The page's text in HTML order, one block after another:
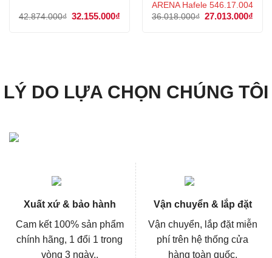
42.874.000₫ Giá
32.155.000₫
ARENA Hafele 546.17.004
36.018.000₫ Giá
27.013.000₫
LÝ DO LỰA CHỌN CHÚNG TÔI
Xuất xứ & bảo hành
Cam kết 100% sản phẩm
chính hãng, 1 đổi 1 trong
vòng 3 ngày..
Vận chuyển & lắp đặt
Vận chuyển, lắp đặt miễn
phí trên hệ thống cửa
hàng toàn quốc.